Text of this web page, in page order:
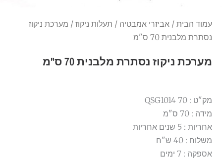
עמוד הבית / אביזרי אמבטיה / תעלות ניקוז / מערכת ניקוז
נסתרת מלבנית 70 ס"מ
מערכת ניקוז נסתרת מלבנית 70 ס"מ
מק"ט : QSG1014 70
מידה : 70 ס"מ
אחריות : 5 שנים אחריות
משלוח : 40 ש"ח
אספקה : 7 ימים